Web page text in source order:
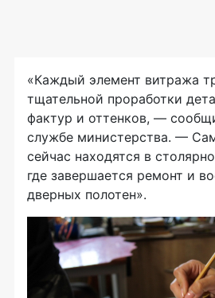
«Каждый элемент витража
тщательной проработки
фактур и оттенков, —
службе министерства. —
сейчас находятся в
где завершается ремонт и
дверных полотен».